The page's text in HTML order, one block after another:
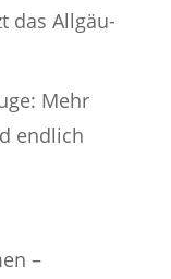
das Allgäu-
Mehr
endlich
–